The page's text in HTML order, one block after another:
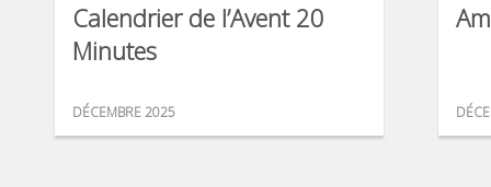
Calendrier de l’Avent 20
Minutes
DÉCEMBRE 2025